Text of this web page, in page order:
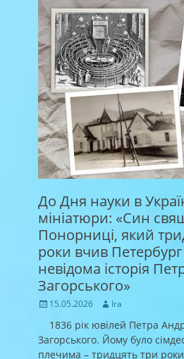
До Дня науки в
мініатюри: «Син
Понорниці, який
роки вчив Петербург
невідома історія
Загорського»
Posted
15.05.2026 Author
Ira
1836 рік ювілей Петра
Загорського. Йому було
плечима – тридцять три